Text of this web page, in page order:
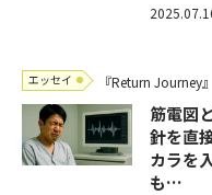
エッセイ 『Return Journey』
筋電図
針を直
カラを
も…